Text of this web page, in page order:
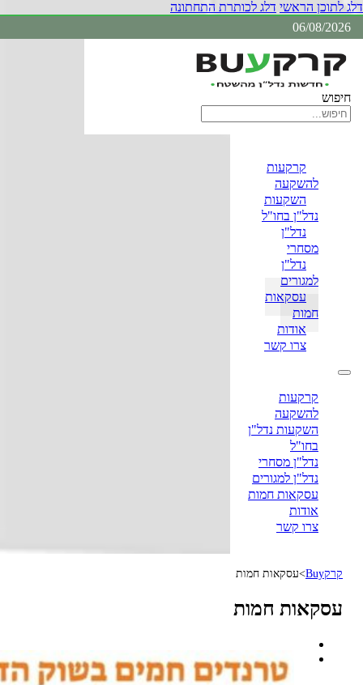
דלג לתוכן הראשי דלג לכותרת התחתונה
06/08/2026
חיפוש
קרקעות
להשקעה
השקעות
נדל"ן בחו"ל
נדל"ן
מסחרי
נדל"ן
למגורים
עסקאות
חמות
אודות
צרו קשר
קרקעות
להשקעה
השקעות נדל"ן
בחו"ל
נדל"ן מסחרי
נדל"ן למגורים
עסקאות חמות
אודות
צרו קשר
קרקBuy >עסקאות חמות
עסקאות חמות